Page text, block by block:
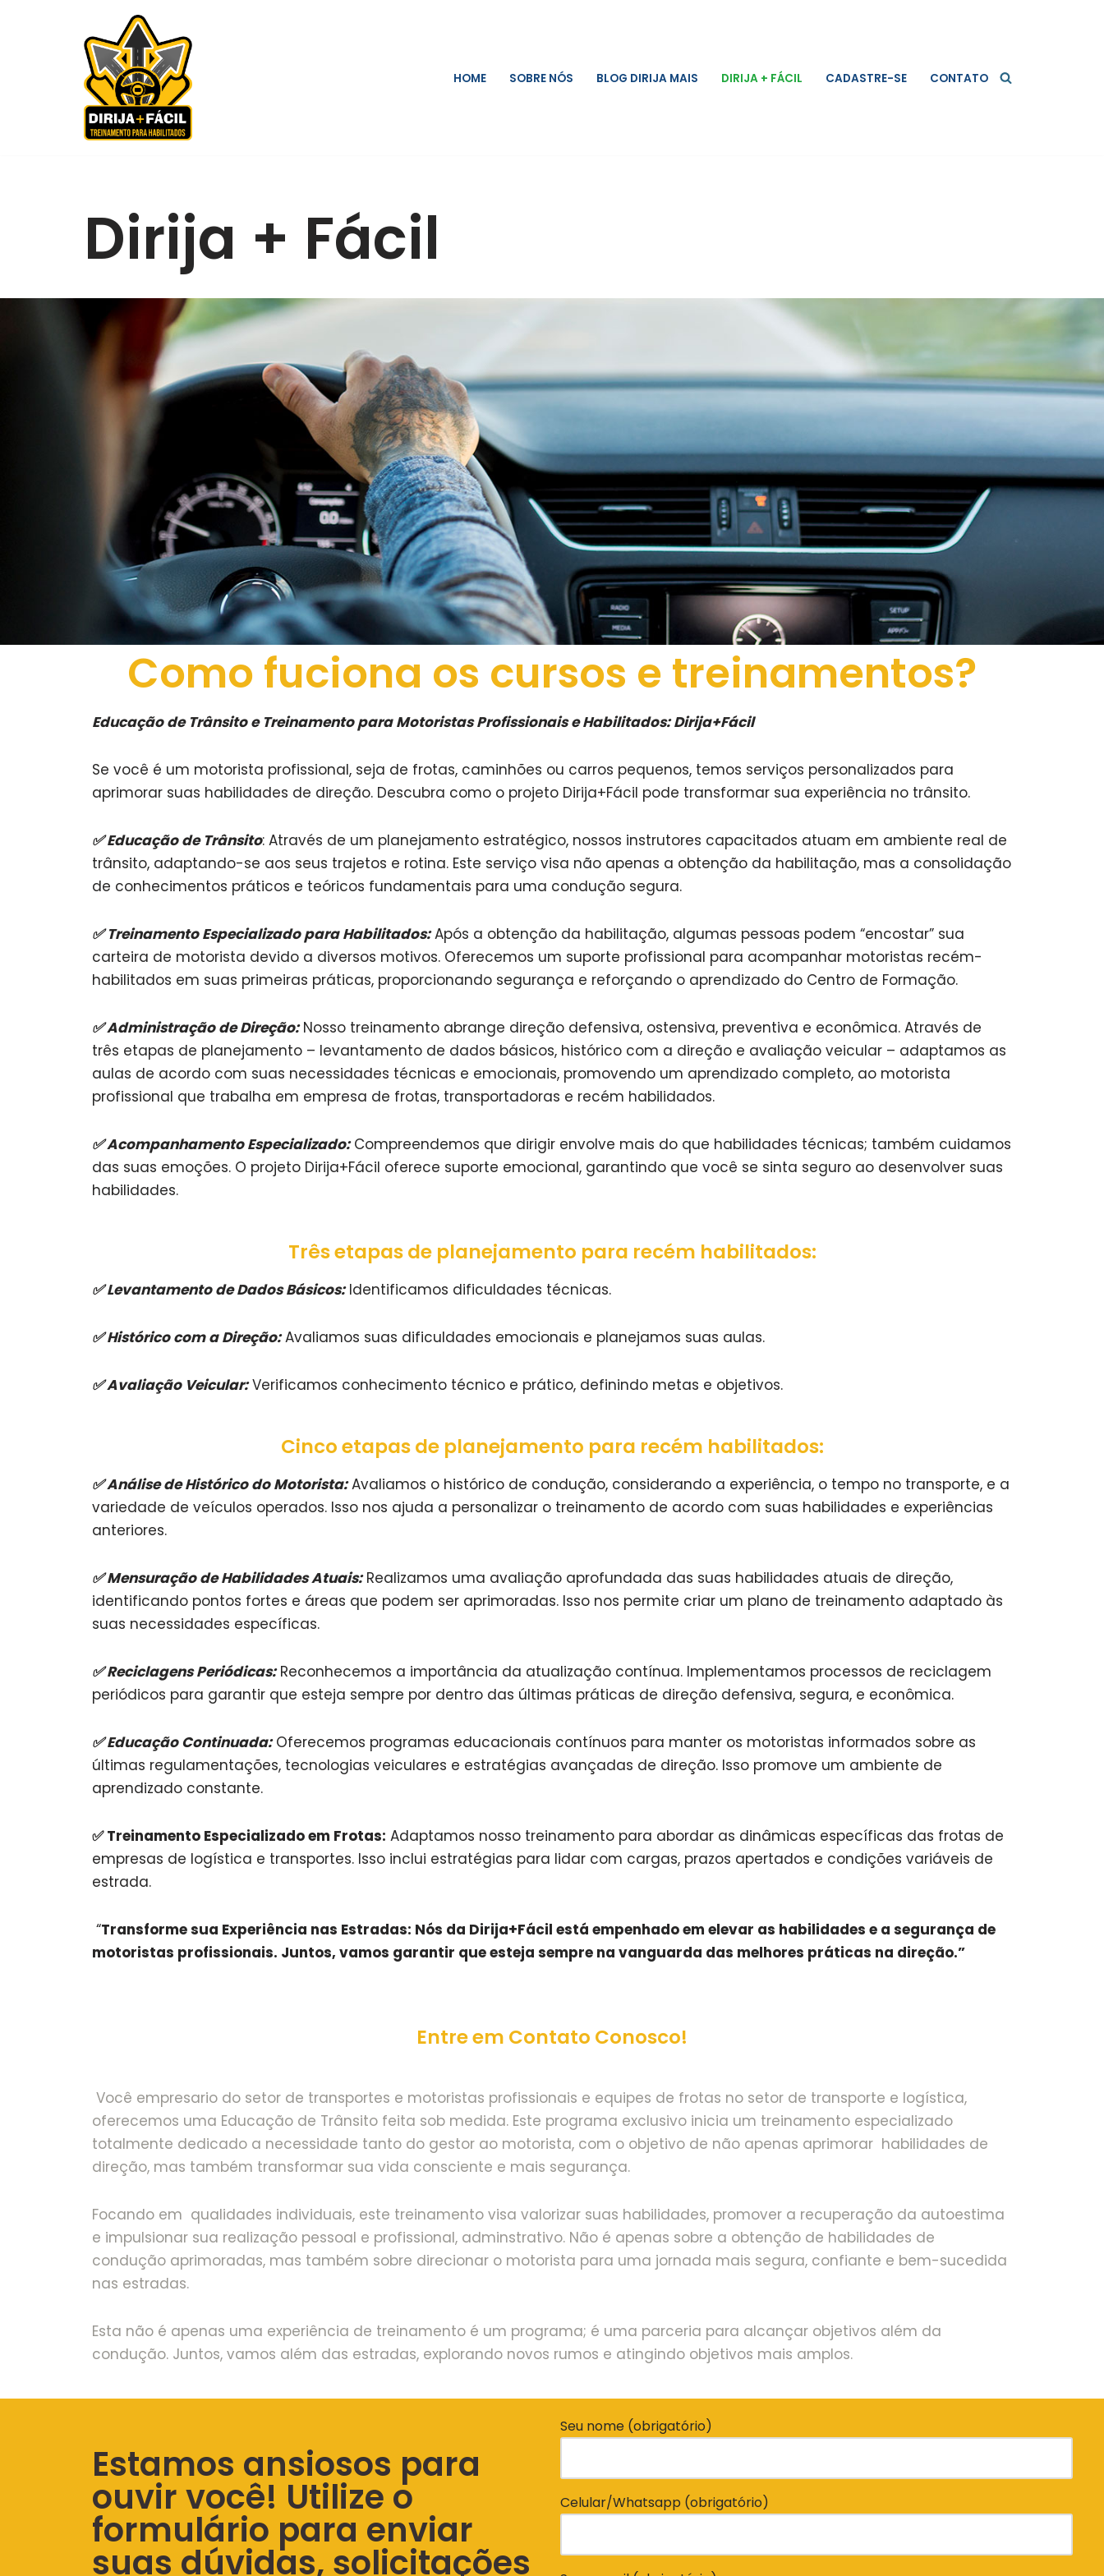
HOME SOBRE NÓS BLOG DIRIJA MAIS DIRIJA + FÁCIL CADASTRE-SE CONTATO
Dirija + Fácil
Como fuciona os cursos e treinamentos?
Educação de Trânsito e Treinamento para Motoristas Profissionais e Habilitados: Dirija+Fácil
Se você é um motorista profissional, seja de frotas, caminhões ou carros pequenos, temos serviços personalizados para
aprimorar suas habilidades de direção. Descubra como o projeto Dirija+Fácil pode transformar sua experiência no trânsito.
✅Educação de Trânsito: Através de um planejamento estratégico, nossos instrutores capacitados atuam em ambiente real de
trânsito, adaptando-se aos seus trajetos e rotina. Este serviço visa não apenas a obtenção da habilitação, mas a consolidação
de conhecimentos práticos e teóricos fundamentais para uma condução segura.
✅Treinamento Especializado para Habilitados:Após a obtenção da habilitação, algumas pessoas podem “encostar” sua
carteira de motorista devido a diversos motivos. Oferecemos um suporte profissional para acompanhar motoristas recém-
habilitados em suas primeiras práticas, proporcionando segurança e reforçando o aprendizado do Centro de Formação.
✅Administração de Direção:Nosso treinamento abrange direção defensiva, ostensiva, preventiva e econômica. Através de
três etapas de planejamento – levantamento de dados básicos, histórico com a direção e avaliação veicular – adaptamos as
aulas de acordo com suas necessidades técnicas e emocionais, promovendo um aprendizado completo, ao motorista
profissional que trabalha em empresa de frotas, transportadoras e recém habilidados.
✅Acompanhamento Especializado:Compreendemos que dirigir envolve mais do que habilidades técnicas; também cuidamos
das suas emoções. O projeto Dirija+Fácil oferece suporte emocional, garantindo que você se sinta seguro ao desenvolver suas
habilidades.
Três etapas de planejamento para recém habilitados:
✅Levantamento de Dados Básicos:Identificamos dificuldades técnicas.
✅Histórico com a Direção:Avaliamos suas dificuldades emocionais e planejamos suas aulas.
✅Avaliação Veicular:Verificamos conhecimento técnico e prático, definindo metas e objetivos.
Cinco etapas de planejamento para recém habilitados:
✅Análise de Histórico do Motorista:Avaliamos o histórico de condução, considerando a experiência, o tempo no transporte, e a
variedade de veículos operados. Isso nos ajuda a personalizar o treinamento de acordo com suas habilidades e experiências
anteriores.
✅Mensuração de Habilidades Atuais:Realizamos uma avaliação aprofundada das suas habilidades atuais de direção,
identificando pontos fortes e áreas que podem ser aprimoradas. Isso nos permite criar um plano de treinamento adaptado às
suas necessidades específicas.
✅Reciclagens Periódicas:Reconhecemos a importância da atualização contínua. Implementamos processos de reciclagem
periódicos para garantir que esteja sempre por dentro das últimas práticas de direção defensiva, segura, e econômica.
✅Educação Continuada:Oferecemos programas educacionais contínuos para manter os motoristas informados sobre as
últimas regulamentações, tecnologias veiculares e estratégias avançadas de direção. Isso promove um ambiente de
aprendizado constante.
✅Treinamento Especializado em Frotas: Adaptamos nosso treinamento para abordar as dinâmicas específicas das frotas de
empresas de logística e transportes. Isso inclui estratégias para lidar com cargas, prazos apertados e condições variáveis de
estrada.
“Transforme sua Experiência nas Estradas: Nós da Dirija+Fácil está empenhado em elevar as habilidades e a segurança de
motoristas profissionais. Juntos, vamos garantir que esteja sempre na vanguarda das melhores práticas na direção.”
Entre em Contato Conosco!
Você empresario do setor de transportes e motoristas profissionais e equipes de frotas no setor de transporte e logística,
oferecemos uma Educação de Trânsito feita sob medida. Este programa exclusivo inicia um treinamento especializado
totalmente dedicado a necessidade tanto do gestor ao motorista, com o objetivo de não apenas aprimorar habilidades de
direção, mas também transformar sua vida consciente e mais segurança.
Focando em qualidades individuais, este treinamento visa valorizar suas habilidades, promover a recuperação da autoestima
e impulsionar sua realização pessoal e profissional, adminstrativo. Não é apenas sobre a obtenção de habilidades de
condução aprimoradas, mas também sobre direcionar o motorista para uma jornada mais segura, confiante e bem-sucedida
nas estradas.
Esta não é apenas uma experiência de treinamento é um programa; é uma parceria para alcançar objetivos além da
condução. Juntos, vamos além das estradas, explorando novos rumos e atingindo objetivos mais amplos.
Estamos ansiosos para
ouvir você! Utilize o
formulário para enviar
suas dúvidas, solicitações
Seu nome (obrigatório)
Celular/Whatsapp (obrigatório)